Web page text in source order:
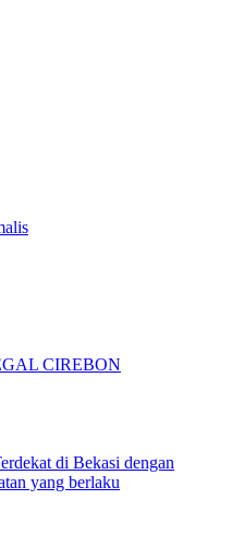
CIREBON
di Bekasi dengan
yang berlaku